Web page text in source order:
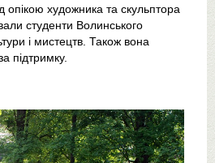
опікою художника та скульптора
студенти Волинського
і мистецтв. Також вона
підтримку.